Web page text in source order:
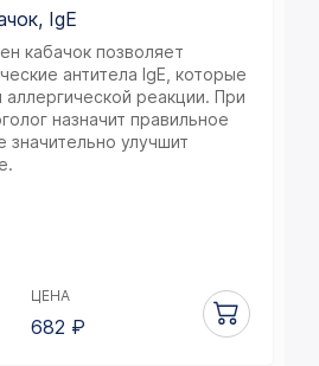
IgE
кабачок позволяет
антитела IgE, которые
реакции. При
назначит правильное
значительно улучшит
ЦЕНА
682 ₽